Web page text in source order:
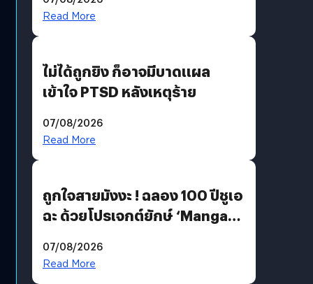
Read More
ไม่ได้ถูกยิง ก็อาจมีบาดแผล
เข้าใจ PTSD หลังเหตุร้าย
07/08/2026
Read More
ถูกใจสายมังงะ ! ฉลอง 100 ปีชูเอ
ฉะ ด้วยโปรเจกต์ยักษ์ ‘Manga
มีภาษาไทยด้วย
07/08/2026
Read More